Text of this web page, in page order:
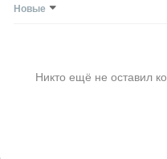
Новые
Никто ещё не оставил